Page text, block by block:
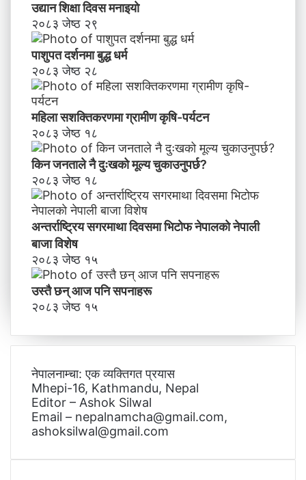
उद्यान शिक्षा दिवस मनाइयाे
२०८३ जेष्ठ २९
पाशुपत दर्शनमा बुद्ध धर्म​
२०८३ जेष्ठ २८
महिला सशक्तिकरणमा ग्रामीण कृषि-पर्यटन
२०८३ जेष्ठ १८
किन जनताले नै दुःखको मूल्य चुकाउनुपर्छ?
२०८३ जेष्ठ १८
अन्तर्राष्ट्रिय सगरमाथा दिवसमा भिटाेफ नेपालकाे नेपाली
बाजा विशेष
२०८३ जेष्ठ १५
उस्तै छन् आज पनि सपनाहरू
२०८३ जेष्ठ १५
नेपालनाम्चा: एक व्यक्तिगत प्रयास
Mhepi-16, Kathmandu, Nepal
Editor – Ashok Silwal
Email – nepalnamcha@gmail.com,
ashoksilwal@gmail.com